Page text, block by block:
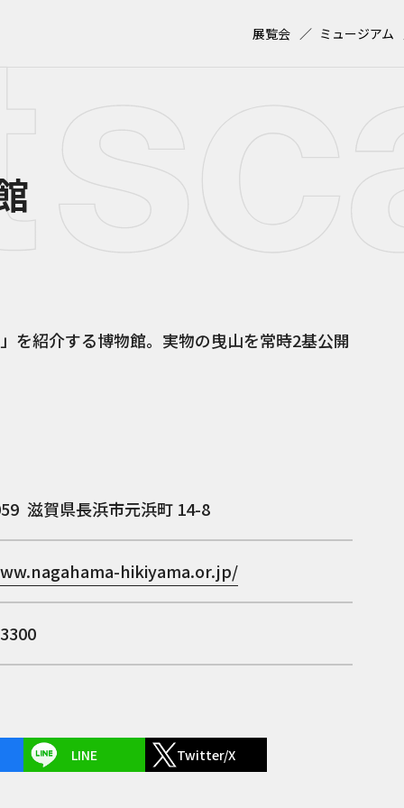
展覧会 ミュージアム
を紹介する博物館。実物の曳山を常時2基公開
滋賀県長浜市元浜町 14-8
hikiyama.or.jp/
LINE Twitter/X